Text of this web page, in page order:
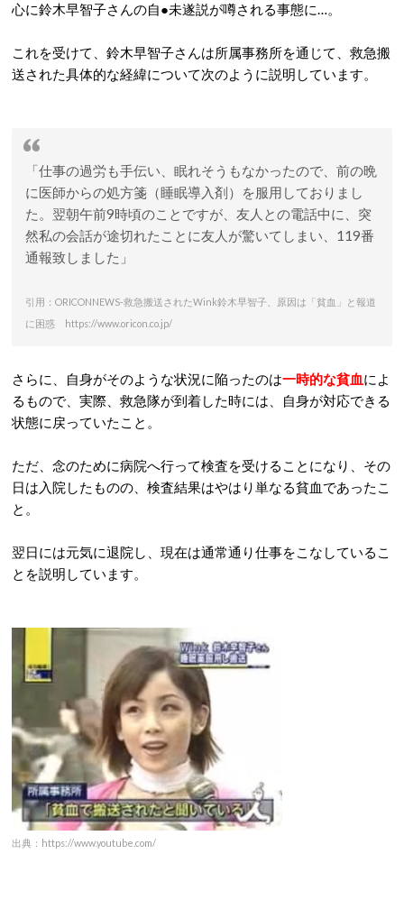
心に鈴木早智子さんの自●未遂説が噂される事態に…。
これを受けて、鈴木早智子さんは所属事務所を通じて、救急搬
送された具体的な経緯について次のように説明しています。
「仕事の過労も手伝い、眠れそうもなかったので、前の晩
に医師からの処方箋（睡眠導入剤）を服用しておりまし
た。翌朝午前9時頃のことですが、友人との電話中に、突
然私の会話が途切れたことに友人が驚いてしまい、119番
通報致しました」
引用：ORICONNEWS-救急搬送されたWink鈴木早智子、原因は「貧血」と報道
に困惑 https://www.oricon.co.jp/
さらに、自身がそのような状況に陥ったのは一時的な貧血によ
るもので、実際、救急隊が到着した時には、自身が対応できる
状態に戻っていたこと。
ただ、念のために病院へ行って検査を受けることになり、その
日は入院したものの、検査結果はやはり単なる貧血であったこ
と。
翌日には元気に退院し、現在は通常通り仕事をこなしているこ
とを説明しています。
出典：https://www.youtube.com/